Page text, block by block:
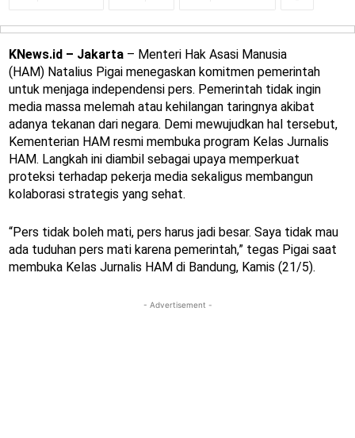
KNews.id – Jakarta – Menteri Hak Asasi Manusia
(HAM) Natalius Pigai menegaskan komitmen pemerintah
untuk menjaga independensi pers. Pemerintah tidak ingin
media massa melemah atau kehilangan taringnya akibat
adanya tekanan dari negara. Demi mewujudkan hal tersebut,
Kementerian HAM resmi membuka program Kelas Jurnalis
HAM. Langkah ini diambil sebagai upaya memperkuat
proteksi terhadap pekerja media sekaligus membangun
kolaborasi strategis yang sehat.
“Pers tidak boleh mati, pers harus jadi besar. Saya tidak mau
ada tuduhan pers mati karena pemerintah,” tegas Pigai saat
membuka Kelas Jurnalis HAM di Bandung, Kamis (21/5).
- Advertisement -